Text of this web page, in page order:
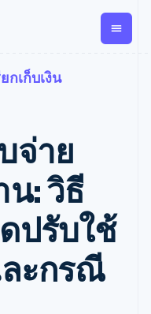
การ
Global
Payouts
เบิกจ่าย
ให้กับ
บุคคลที่
สาม
แพลตฟ
นต์
ผสาน
ด้าน
นไลน์
ะเงิน
ที่ได้
กเก็บเงิน
จ่าย
น: วิธี
ปรับใช้
ะกรณี